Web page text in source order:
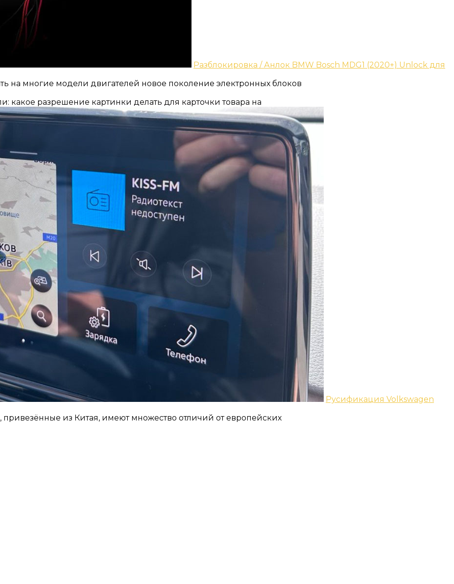
Разблокировка / Анлок BMW Bosch MDG1 (2020+) Unlock для
на многие модели двигателей новое поколение электронных блоков
какое разрешение картинки делать для карточки товара на
Русификация Volkswagen
привезённые из Китая, имеют множество отличий от европейских